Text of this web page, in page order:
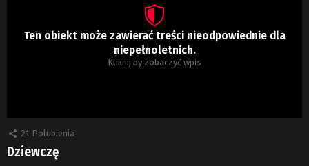
Ten obiekt może zawierać treści nieodpowiednie dla
niepełnoletnich.
Kliknij by zobaczyć wpis
21 Polubienia
Dziewczę